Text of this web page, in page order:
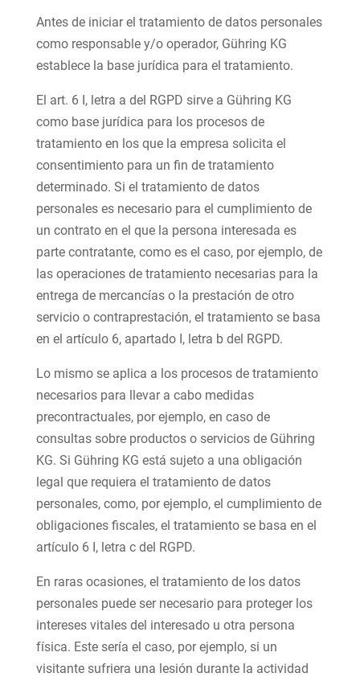
Antes de iniciar el tratamiento de datos personales
como responsable y/o operador, Gühring KG
establece la base jurídica para el tratamiento.
El art. 6 I, letra a del RGPD sirve a Gühring KG
como base jurídica para los procesos de
tratamiento en los que la empresa solicita el
consentimiento para un fin de tratamiento
determinado. Si el tratamiento de datos
personales es necesario para el cumplimiento de
un contrato en el que la persona interesada es
parte contratante, como es el caso, por ejemplo, de
las operaciones de tratamiento necesarias para la
entrega de mercancías o la prestación de otro
servicio o contraprestación, el tratamiento se basa
en el artículo 6, apartado I, letra b del RGPD.
Lo mismo se aplica a los procesos de tratamiento
necesarios para llevar a cabo medidas
precontractuales, por ejemplo, en caso de
consultas sobre productos o servicios de Gühring
KG. Si Gühring KG está sujeto a una obligación
legal que requiera el tratamiento de datos
personales, como, por ejemplo, el cumplimiento de
obligaciones fiscales, el tratamiento se basa en el
artículo 6 I, letra c del RGPD.
En raras ocasiones, el tratamiento de los datos
personales puede ser necesario para proteger los
intereses vitales del interesado u otra persona
física. Este sería el caso, por ejemplo, si un
visitante sufriera una lesión durante la actividad